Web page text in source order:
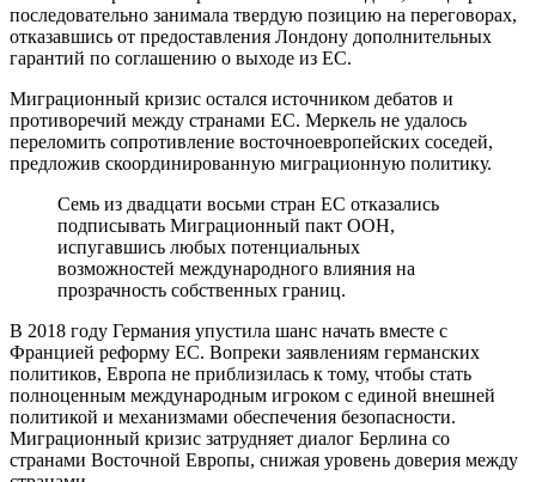
последовательно занимала твердую позицию на переговорах,
отказавшись от предоставления Лондону дополнительных
гарантий по соглашению о выходе из ЕС.
Миграционный кризис остался источником дебатов и
противоречий между странами ЕС. Меркель не удалось
переломить сопротивление восточноевропейских соседей,
предложив скоординированную миграционную политику.
Семь из двадцати восьми стран ЕС отказались
подписывать Миграционный пакт ООН,
испугавшись любых потенциальных
возможностей международного влияния на
прозрачность собственных границ.
В 2018 году Германия упустила шанс начать вместе с
Францией реформу ЕС. Вопреки заявлениям германских
политиков, Европа не приблизилась к тому, чтобы стать
полноценным международным игроком с единой внешней
политикой и механизмами обеспечения безопасности.
Миграционный кризис затрудняет диалог Берлина со
странами Восточной Европы, снижая уровень доверия между